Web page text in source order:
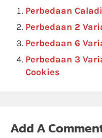
Perbedaan
Perbedaan 2
Perbedaan 6
Perbedaan 3
Cookies
Add A